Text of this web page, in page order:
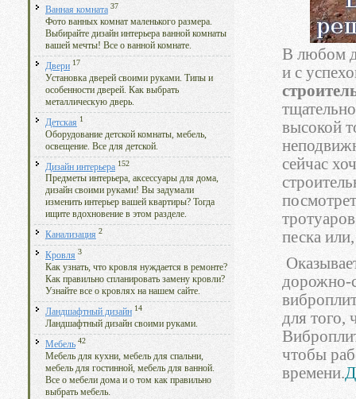
Ванная комната 37
Фото ванных комнат маленького размера.
Выбирайте дизайн интерьера ванной комнаты
вашей мечты! Все о ванной комнате.
Двери 17
Установка дверей своими руками. Типы и
особенности дверей. Как выбрать
металлическую дверь.
Детская 1
Оборудование детской комнаты, мебель,
освещение. Все для детской.
Дизайн интерьера 152
Предметы интерьера, аксессуары для дома,
дизайн своими руками! Вы задумали
изменить интерьер вашей квартиры? Тогда
ищите вдохновение в этом разделе.
Канализация 2
Кровля 3
Как узнать, что кровля нуждается в ремонте?
Как правильно спланировать замену кровли?
Узнайте все о кровлях на нашем сайте.
Ландшафтный дизайн 14
Ландшафтный дизайн своими руками.
Мебель 42
Мебель для кухни, мебель для спальни,
мебель для гостинной, мебель для ванной.
Все о мебели дома и о том как правильно
выбрать мебель.
В любом
и с
высокой
сейчас
песка
дорожно-
для того,
чтобы
времени.